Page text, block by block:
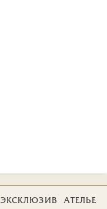
ЭКСКЛЮЗИВ АТЕЛЬЕ